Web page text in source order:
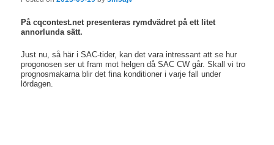
På cqcontest.net presenteras rymdvädret på ett litet
annorlunda sätt.
Just nu, så här i SAC-tider, kan det vara intressant att se hur
progonosen ser ut fram mot helgen då SAC CW går. Skall vi tro
prognosmakarna blir det fina konditioner i varje fall under
lördagen.